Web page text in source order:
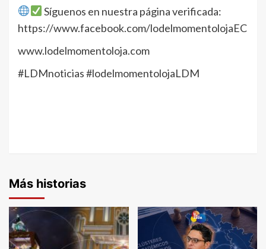
Síguenos en nuestra página verificada:
https://www.facebook.com/lodelmomentolojaEC
www.lodelmomentoloja.com
#LDMnoticias #lodelmomentolojaLDM
Más historias